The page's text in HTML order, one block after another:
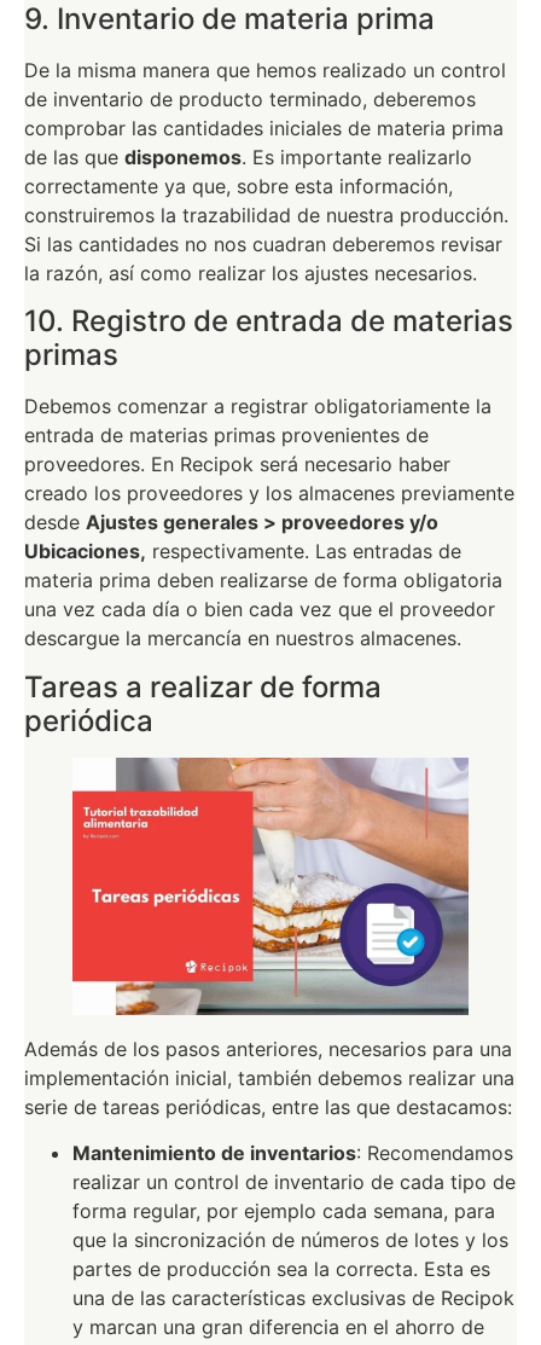
9. Inventario de materia prima
De la misma manera que hemos realizado un control
de inventario de producto terminado, deberemos
comprobar las cantidades iniciales de materia prima
de las que disponemos. Es importante realizarlo
correctamente ya que, sobre esta información,
construiremos la trazabilidad de nuestra producción.
Si las cantidades no nos cuadran deberemos revisar
la razón, así como realizar los ajustes necesarios.
10. Registro de entrada de materias
primas
Debemos comenzar a registrar obligatoriamente la
entrada de materias primas provenientes de
proveedores. En Recipok será necesario haber
creado los proveedores y los almacenes previamente
desde Ajustes generales > proveedores y/o
Ubicaciones, respectivamente. Las entradas de
materia prima deben realizarse de forma obligatoria
una vez cada día o bien cada vez que el proveedor
descargue la mercancía en nuestros almacenes.
Tareas a realizar de forma
periódica
Además de los pasos anteriores, necesarios para una
implementación inicial, también debemos realizar una
serie de tareas periódicas, entre las que destacamos:
Mantenimiento de inventarios: Recomendamos
realizar un control de inventario de cada tipo de
forma regular, por ejemplo cada semana, para
que la sincronización de números de lotes y los
partes de producción sea la correcta. Esta es
una de las características exclusivas de Recipok
y marcan una gran diferencia en el ahorro de